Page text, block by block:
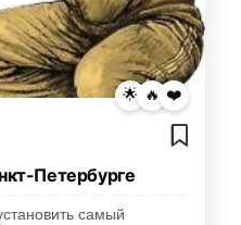
🌟 🔥 ❤️
Петербурге
самый